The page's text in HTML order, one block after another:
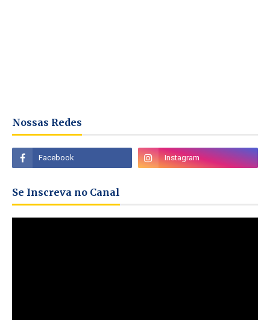
Nossas Redes
Se Inscreva no Canal